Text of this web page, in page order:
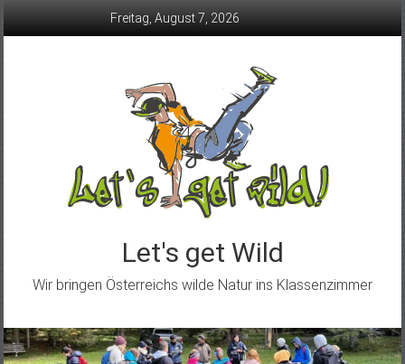
Freitag, August 7, 2026
Let's get Wild
Wir bringen Österreichs wilde Natur ins Klassenzimmer